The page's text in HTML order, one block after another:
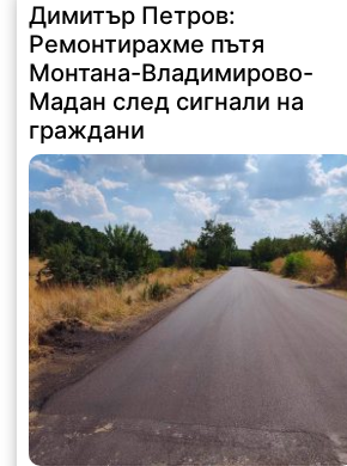
Димитър Петров:
Ремонтирахме пътя
Монтана-Владимирово-
Мадан след сигнали на
граждани